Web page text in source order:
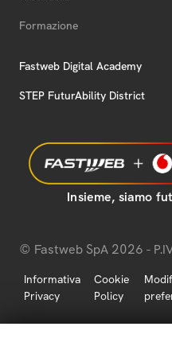
Formazione
Fastweb Digital Academy
STEP FuturAbility District
Insieme, siamo
© Fastweb SpA 2026 -
Informativa
Privacy
Cookie
Policy